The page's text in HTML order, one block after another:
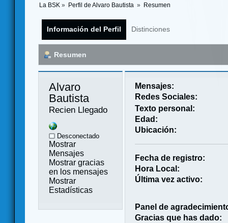
La BSK » Perfil de Alvaro Bautista » Resumen
Información del Perfil Distinciones
Resumen
Alvaro
Bautista
Recien Llegado
Desconectado
Mostrar
Mensajes
Mostrar gracias
en los mensajes
Mostrar
Estadísticas
Mensajes:
Redes Sociales:
Texto personal:
Edad:
Ubicación:
Fecha de registro:
Hora Local:
Última vez activo:
Panel de
Gracias que has dado: